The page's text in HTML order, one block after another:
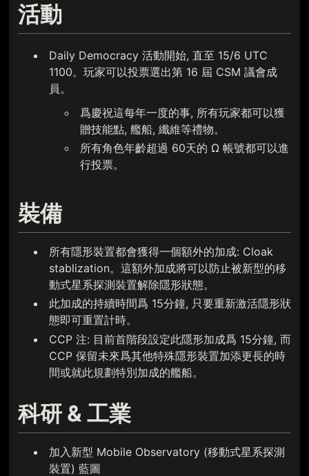
活動
Daily Democracy 活動開始, 直至 15/6 UTC
1100。玩家可以投票選出第 16 屆 CSM 議會成
員。
爲慶祝這每年一度的事, 所有玩家都可以獲
贈技能點, 艦船, 纖維等禮物。
所有角色年齡超過 60天的 Ω 帳號都可以進
行投票。
裝備
所有隱形裝置都會獲得一個額外的加成: Cloak
stablization。這額外加成將可以防止被新型的移
動式星系探測裝置解除隱形狀態。
此加成的持續時間爲 15分鐘, 只要重新激活隱形狀
態即可重置計時。
CCP 注: 目前首階段設定此隱形加成爲 15分鐘, 而
CCP 保留未來爲其他特殊隱形裝置加添更長的時
間或就此規劃特別加成的艦船。
科研 & 工業
加入新型 Mobile Observatory (移動式星系探測
裝置) 藍圖